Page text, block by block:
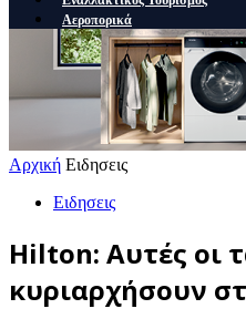
Αεροπορικά
Αρχική Ειδησεις
Ειδησεις
Hilton: Αυτές οι
κυριαρχήσουν